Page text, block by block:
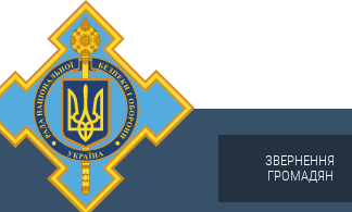
ЗВЕРНЕННЯ
ГРОМАДЯН